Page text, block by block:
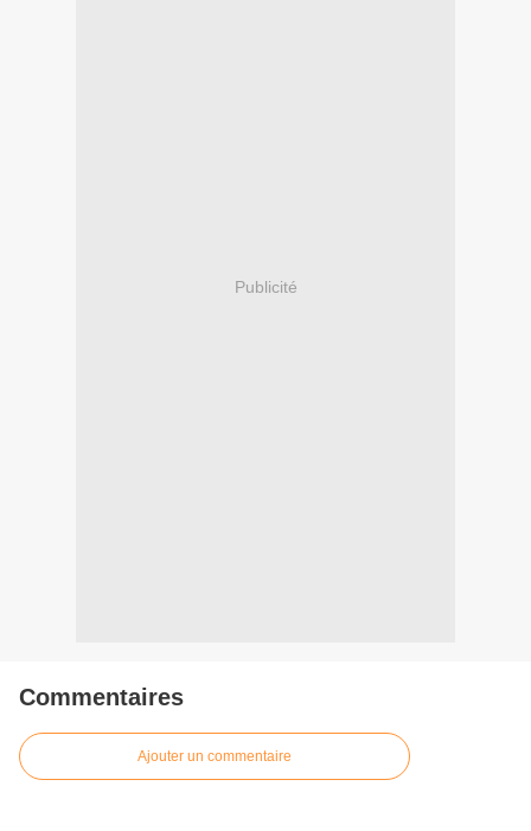
Publicité
Commentaires
Ajouter un commentaire